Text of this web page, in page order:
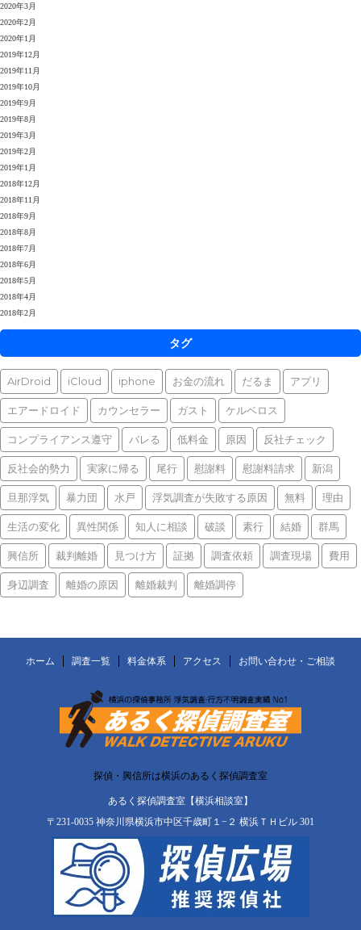
2020年3月
2020年2月
2020年1月
2019年12月
2019年11月
2019年10月
2019年9月
2019年8月
2019年3月
2019年2月
2019年1月
2018年12月
2018年11月
2018年9月
2018年8月
2018年7月
2018年6月
2018年5月
2018年4月
2018年2月
タグ
AirDroid iCloud iphone お金の流れ だるま アプリ
エアードロイド カウンセラー ガスト ケルベロス
コンプライアンス遵守 バレる 低料金 原因 反社チェック
反社会的勢力 実家に帰る 尾行 慰謝料 慰謝料請求 新潟
旦那浮気 暴力団 水戸 浮気調査が失敗する原因 無料 理由
生活の変化 異性関係 知人に相談 破談 素行 結婚 群馬
興信所 裁判離婚 見つけ方 証拠 調査依頼 調査現場 費用
身辺調査 離婚の原因 離婚裁判 離婚調停
ホーム 調査一覧 料金体系 アクセス お問い合わせ・ご相談
探偵・興信所は横浜のあるく探偵調査室
あるく探偵調査室【横浜相談室】
〒231-0035 神奈川県横浜市中区千歳町１−２ 横浜ＴＨビル 301